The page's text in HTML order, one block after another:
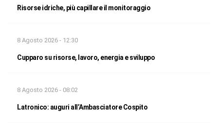
Risorse idriche, più capillare il monitoraggio
8 Agosto 2026 - 12:30
Cupparo su risorse, lavoro, energia e sviluppo
8 Agosto 2026 - 08:02
Latronico: auguri all’Ambasciatore Cospito